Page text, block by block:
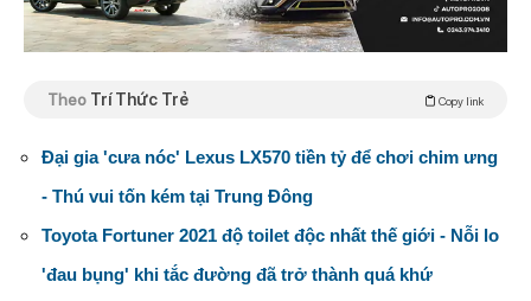
Theo Trí Thức Trẻ Copy link
Đại gia 'cưa nóc' Lexus LX570 tiền tỷ để chơi chim ưng
- Thú vui tốn kém tại Trung Đông
Toyota Fortuner 2021 độ toilet độc nhất thế giới - Nỗi lo
'đau bụng' khi tắc đường đã trở thành quá khứ